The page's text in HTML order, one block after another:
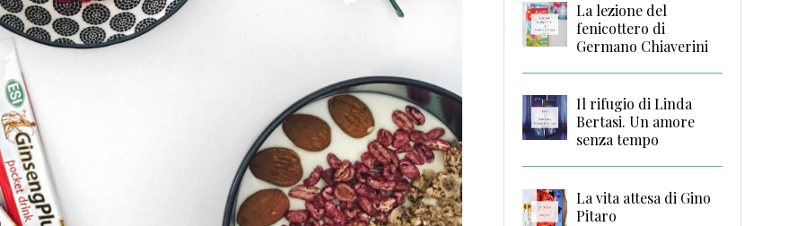
La lezione del
fenicottero di
Germano Chiaverini
Il rifugio di Linda
Bertasi. Un amore
senza tempo
La vita attesa di Gino
Pitaro